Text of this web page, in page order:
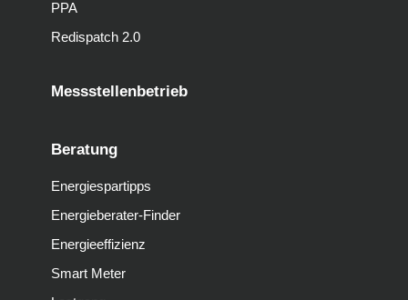
PPA
Redispatch 2.0
Messstellenbetrieb
Beratung
Energiespartipps
Energieberater-Finder
Energieeffizienz
Smart Meter